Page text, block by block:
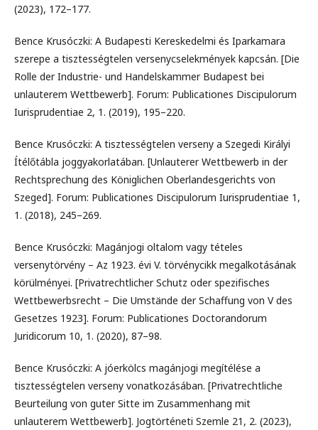
(2023), 172–177.
Bence Krusóczki: A Budapesti Kereskedelmi és Iparkamara
szerepe a tisztességtelen versenycselekmények kapcsán. [Die
Rolle der Industrie- und Handelskammer Budapest bei
unlauterem Wettbewerb]. Forum: Publicationes Discipulorum
Iurisprudentiae 2, 1. (2019), 195–220.
Bence Krusóczki: A tisztességtelen verseny a Szegedi Királyi
Ítélőtábla joggyakorlatában. [Unlauterer Wettbewerb in der
Rechtsprechung des Königlichen Oberlandesgerichts von
Szeged]. Forum: Publicationes Discipulorum Iurisprudentiae 1,
1. (2018), 245–269.
Bence Krusóczki: Magánjogi oltalom vagy tételes
versenytörvény – Az 1923. évi V. törvénycikk megalkotásának
körülményei. [Privatrechtlicher Schutz oder spezifisches
Wettbewerbsrecht – Die Umstände der Schaffung von V des
Gesetzes 1923]. Forum: Publicationes Doctorandorum
Juridicorum 10, 1. (2020), 87–98.
Bence Krusóczki: A jóerkölcs magánjogi megítélése a
tisztességtelen verseny vonatkozásában. [Privatrechtliche
Beurteilung von guter Sitte im Zusammenhang mit
unlauterem Wettbewerb]. Jogtörténeti Szemle 21, 2. (2023),